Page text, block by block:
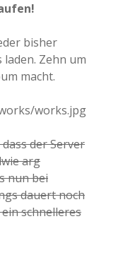
bisher
Zehn um
macht.
der Server
arg
nun bei
dauert noch
schnelleres